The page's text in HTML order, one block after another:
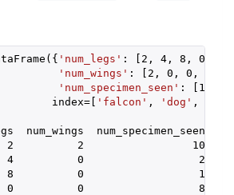
'num_legs' : [ 2 , 4, 8 , 0
'num_wings' : [ 2 , 0 , 0 ,
'num_specimen_seen' : [ 10
index=[
'falcon' , 'dog' ,
num_wings  num_specimen_seen
2 2
10
4 0
2
8 0
1
0 0 8